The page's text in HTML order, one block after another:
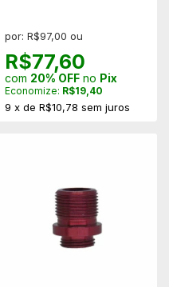
por: R$97,00 ou
R$77,60
com 20% OFFno Pix
Economize: R$19,40
9 x de R$10,78 sem juros